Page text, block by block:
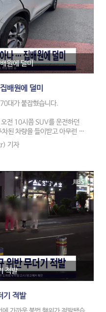
원에 덜미
주차된 차량 들이받고 달아나...집배원에 덜미
대가 붙잡혔습니다.
전 10시쯤 SUV를 운전하던
된 차량을 들이받고 아무런 조
정확한 경위를 조사하고 있습니
기자
적발
기초질서 위반 등 법규 위반 무더기 적발